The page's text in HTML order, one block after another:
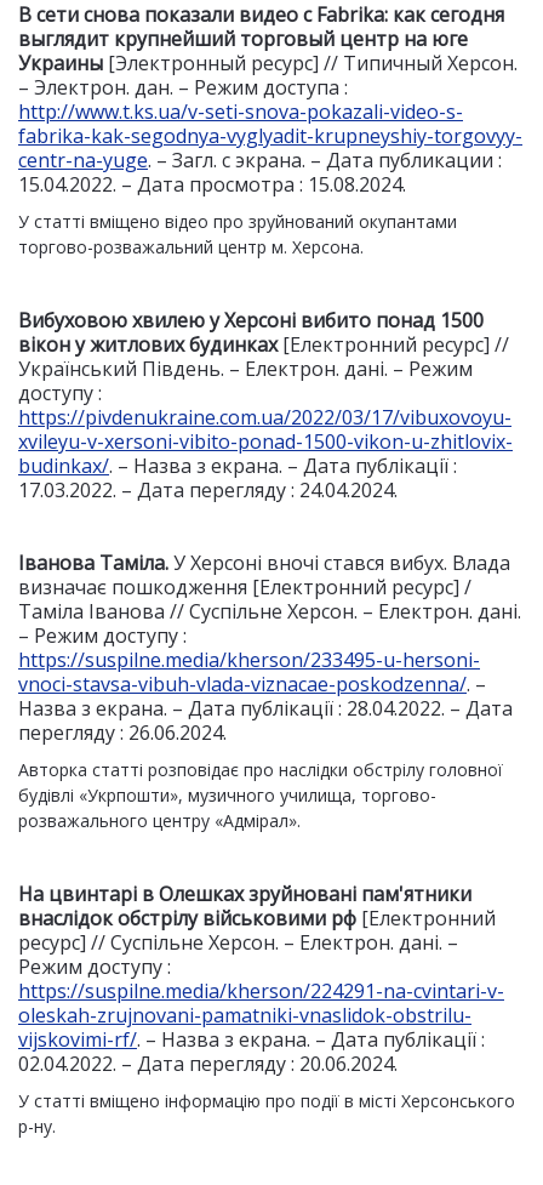
В сети снова показали видео с Fabrika: как сегодня
выглядит крупнейший торговый центр на юге
Украины [Электронный ресурс] // Типичный Херсон.
– Электрон. дан. – Режим доступа :
http://www.t.ks.ua/v-seti-snova-pokazali-video-s-
fabrika-kak-segodnya-vyglyadit-krupneyshiy-torgovyy-
centr-na-yuge. – Загл. с экрана. – Дата публикации :
15.04.2022. – Дата просмотра : 15.08.2024.
У статті вміщено відео про зруйнований окупантами
торгово-розважальний центр м. Херсона.
Вибуховою хвилею у Херсоні вибито понад 1500
вікон у житлових будинках[Електронний ресурс] //
Український Південь. – Електрон. дані. – Режим
доступу :
https://pivdenukraine.com.ua/2022/03/17/vibuxovoyu-
xvileyu-v-xersoni-vibito-ponad-1500-vikon-u-zhitlovix-
budinkax/. – Назва з екрана. – Дата публікації :
17.03.2022. – Дата перегляду : 24.04.2024.
Іванова Таміла.У Херсоні вночі стався вибух. Влада
визначає пошкодження [Електронний ресурс] /
Таміла Іванова // Суспільне Херсон. – Електрон. дані.
– Режим доступу :
https://suspilne.media/kherson/233495-u-hersoni-
vnoci-stavsa-vibuh-vlada-viznacae-poskodzenna/. –
Назва з екрана. – Дата публікації : 28.04.2022. – Дата
перегляду : 26.06.2024.
Авторка статті розповідає про наслідки обстрілу головної
будівлі «Укрпошти», музичного училища, торгово-
розважального центру «Адмірал».
На цвинтарі в Олешках зруйновані пам'ятники
внаслідок обстрілу військовими рф [Електронний
ресурс] // Суспільне Херсон. – Електрон. дані. –
Режим доступу :
https://suspilne.media/kherson/224291-na-cvintari-v-
oleskah-zrujnovani-pamatniki-vnaslidok-obstrilu-
vijskovimi-rf/. – Назва з екрана. – Дата публікації :
02.04.2022. – Дата перегляду : 20.06.2024.
У статті вміщено інформацію про події в місті Херсонського
р-ну.